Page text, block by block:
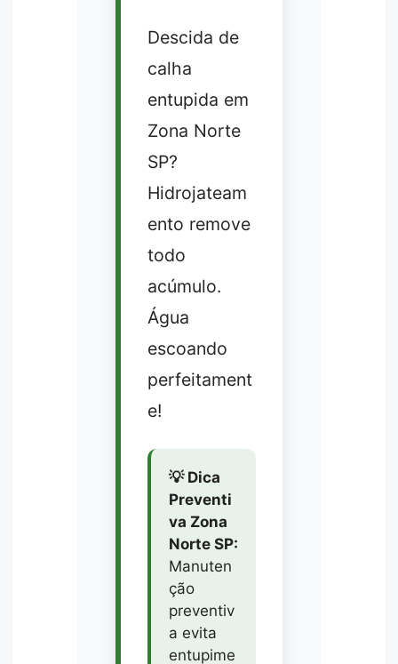
Descida de
calha
entupida em
Zona Norte
SP?
Hidrojateam
ento remove
todo
acúmulo.
Água
escoando
perfeitament
e!
💡 Dica
Preventi
va Zona
Norte SP:
Manuten
ção
preventiv
a evita
entupime